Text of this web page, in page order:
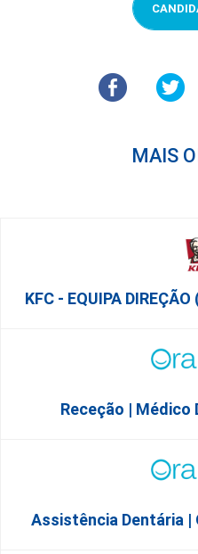
MAIS
KFC - EQUIPA
Receção | Médico
Assistência Dentária |